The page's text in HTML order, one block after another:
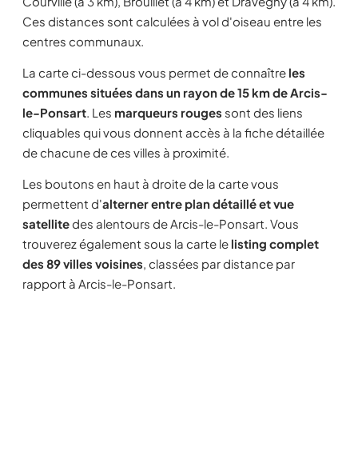
Ces distances sont calculées à vol d'oiseau entre les
centres communaux.
La carte ci-dessous vous permet de connaître les
communes situées dans un rayon de 15 km de Arcis-
le-Ponsart. Les marqueurs rouges sont des liens
cliquables qui vous donnent accès à la fiche détaillée
de chacune de ces villes à proximité.
Les boutons en haut à droite de la carte vous
permettent d'alterner entre plan détaillé et vue
satellitedes alentours de Arcis-le-Ponsart. Vous
trouverez également sous la carte le listing complet
des 89 villes voisines, classées par distance par
rapport à Arcis-le-Ponsart.